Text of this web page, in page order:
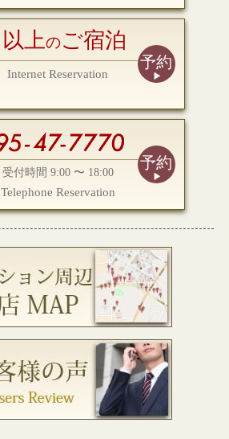
以上のご宿泊
Internet Reservation
予約
受付時間 9:00 〜 18:00
Telephone Reservation
予約